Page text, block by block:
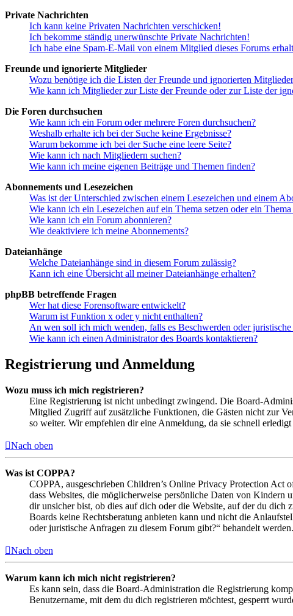
Private Nachrichten
Ich kann keine Privaten Nachrichten verschicken!
Ich bekomme ständig unerwünschte Private Nachrichten!
Ich habe eine Spam-E-Mail von einem Mitglied dieses Forums
Freunde und ignorierte Mitglieder
Wozu benötige ich die Listen der Freunde und ignorierten
Wie kann ich Mitglieder zur Liste der Freunde oder zur Liste der
Die Foren durchsuchen
Wie kann ich ein Forum oder mehrere Foren durchsuchen?
Weshalb erhalte ich bei der Suche keine Ergebnisse?
Warum bekomme ich bei der Suche eine leere Seite?
Wie kann ich nach Mitgliedern suchen?
Wie kann ich meine eigenen Beiträge und Themen finden?
Abonnements und Lesezeichen
Was ist der Unterschied zwischen einem Lesezeichen und einem
Wie kann ich ein Lesezeichen auf ein Thema setzen oder ein
Wie kann ich ein Forum abonnieren?
Wie deaktiviere ich meine Abonnements?
Dateianhänge
Welche Dateianhänge sind in diesem Forum zulässig?
Kann ich eine Übersicht all meiner Dateianhänge erhalten?
phpBB betreffende Fragen
Wer hat diese Forensoftware entwickelt?
Warum ist Funktion x oder y nicht enthalten?
An wen soll ich mich wenden, falls es Beschwerden oder
Wie kann ich einen Administrator des Boards kontaktieren?
Registrierung und Anmeldung
Wozu muss ich mich registrieren?
Eine Registrierung ist nicht unbedingt zwingend. Die Board-
Mitglied Zugriff auf zusätzliche Funktionen, die Gästen nicht zur
so weiter. Wir empfehlen dir eine Anmeldung, da sie schnell
Nach oben
Was ist COPPA?
COPPA, ausgeschrieben Children’s Online Privacy Protection Act
dass Websites, die möglicherweise persönliche Daten von Kindern
dir unsicher bist, ob dies auf dich oder die Website, auf der du dich
Boards keine Rechtsberatung anbieten kann und nicht die
oder juristische Anfragen zu diesem Forum gibt?“ behandelt werden.
Nach oben
Warum kann ich mich nicht registrieren?
Es kann sein, dass die Board-Administration die Registrierung
Benutzername, mit dem du dich registrieren möchtest, gesperrt